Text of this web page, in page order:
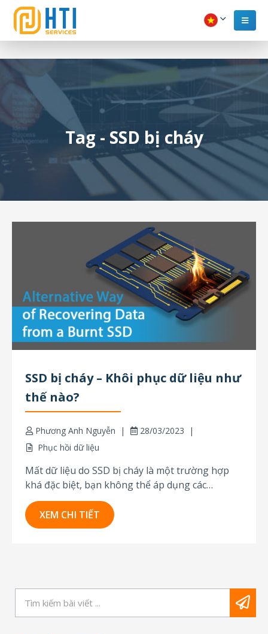
Tag - SSD bị cháy
SSD bị cháy – Khôi phục dữ liệu như
thế nào?
Phương Anh Nguyễn
28/03/2023
Phục hồi dữ liệu
Mất dữ liệu do SSD bị cháy là một trường hợp
khá đặc biệt, bạn không thể áp dụng các
phương pháp khôi phục dữ liệu thông thường
trong tình huống này. Vậy chúng ta nên làm gì
trong tình huống này? Vài năm trước, những
XEM CHI TIẾT